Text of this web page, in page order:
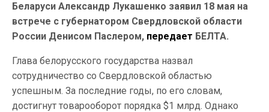
Беларуси Александр Лукашенко заявил 18 мая на
встрече с губернатором Свердловской области
России Денисом Паслером, передает БЕЛТА.
Глава белорусского государства назвал
сотрудничество со Свердловской областью
успешным. За последние годы, по его словам,
достигнут товарооборот порядка $1 млрд. Однако